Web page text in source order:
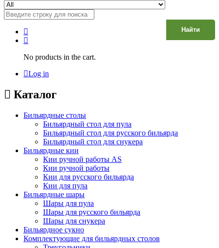
Найти
No products in the cart.
Log in
Каталог
Бильярдные столы
Бильярдный стол для пула
Бильярдный стол для русского бильярда
Бильярдный стол для снукера
Бильярдные кии
Кии ручной работы AS
Кии ручной работы
Кии для русского бильярда
Кии для пула
Бильярдные шары
Шары для пула
Шары для русского бильярда
Шары для снукера
Бильярдное сукно
Комплектующие для бильярдных столов